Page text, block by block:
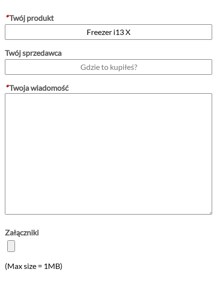
*Twój produkt
Twój sprzedawca
*Twoja wiadomość
Załączniki
(Max size = 1MB)